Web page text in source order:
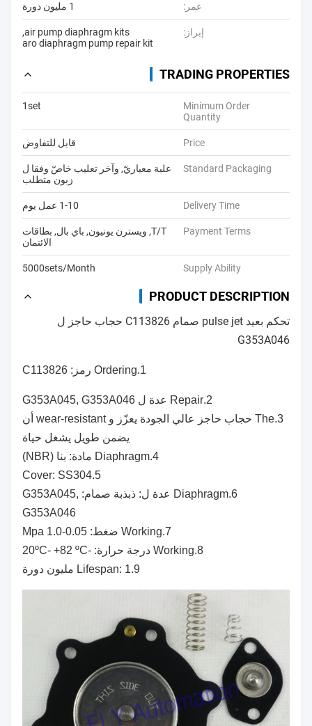
عمر: 1 مليون دورة
إبراز: air pump diaphragm kits
,
aro diaphragm pump repair kit
TRADING PROPERTIES
Minimum Order
Quantity
1set
Price قابل للتفاوض
Standard Packaging
علبة معياريّ, وآخر تعليب خاصّ وفقا ل
زبون متطلب
Delivery Time 1-10 عمل يوم
Payment Terms
T/T, ويسترن يونيون, باي بال, بطاقات
الائتمان
Supply Ability
5000sets/Month
PRODUCT DESCRIPTION
تحكم بعيد pulse jet صمام C113826 حجاب حاجز ل
G353A046
1.Ordering رمز: C113826
2.Repair عدة ل G353A045, G353A046
3.The حجاب حاجز عالي الجودة يعزّز و wear-resistant أن
يضمن طويل يشغل حياة
4.Diaphragm مادة: بنا (NBR)
5.Cover: SS304
6.Diaphragm عدة ل: ذبذبة صمام: G353A045,
G353A046
7.Working ضغط: 0.05-1.0 Mpa
8.Working درجة حرارة: -20ºC- +82 ºC
9.Lifespan: 1 مليون دورة